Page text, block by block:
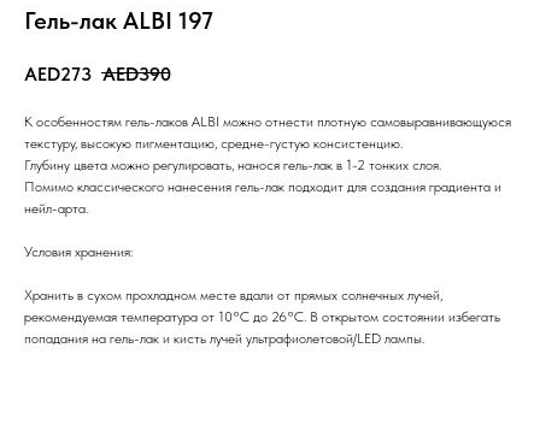
Гель-лак ALBI 197
273 390
К особенностям гель-лаков ALBI можно отнести плотную самовыравнивающуюся
текстуру, высокую пигментацию, средне-густую консистенцию.
Глубину цвета можно регулировать, нанося гель-лак в 1-2 тонких слоя.
Помимо классического нанесения гель-лак подходит для создания градиента и
нейл-арта.
Условия хранения:
Хранить в сухом прохладном месте вдали от прямых солнечных лучей,
рекомендуемая температура от 10°С до 26°С. В открытом состоянии избегать
попадания на гель-лак и кисть лучей ультрафиолетовой/LED лампы.